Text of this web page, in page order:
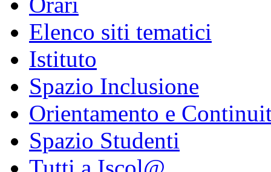
Elenco siti tematici
Istituto
Spazio Inclusione
Orientamento e
Spazio Studenti